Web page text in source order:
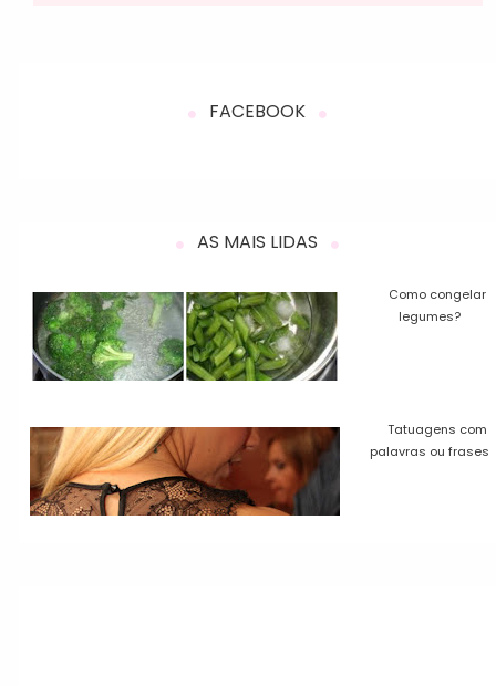
FACEBOOK
AS MAIS LIDAS
Como congelar
legumes?
Tatuagens com
palavras ou frases